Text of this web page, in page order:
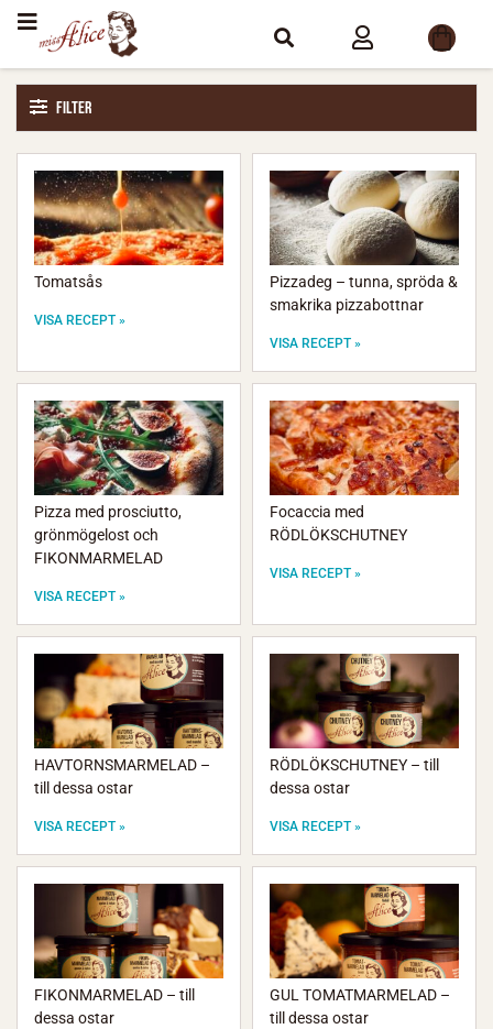
Filter
Tomatsås
VISA RECEPT »
Pizzadeg – tunna, spröda &
smakrika pizzabottnar
VISA RECEPT »
Pizza med prosciutto,
grönmögelost och
FIKONMARMELAD
VISA RECEPT »
Focaccia med
RÖDLÖKSCHUTNEY
VISA RECEPT »
HAVTORNSMARMELAD –
till dessa ostar
VISA RECEPT »
RÖDLÖKSCHUTNEY – till
dessa ostar
VISA RECEPT »
FIKONMARMELAD – till
dessa ostar
GUL TOMATMARMELAD –
till dessa ostar